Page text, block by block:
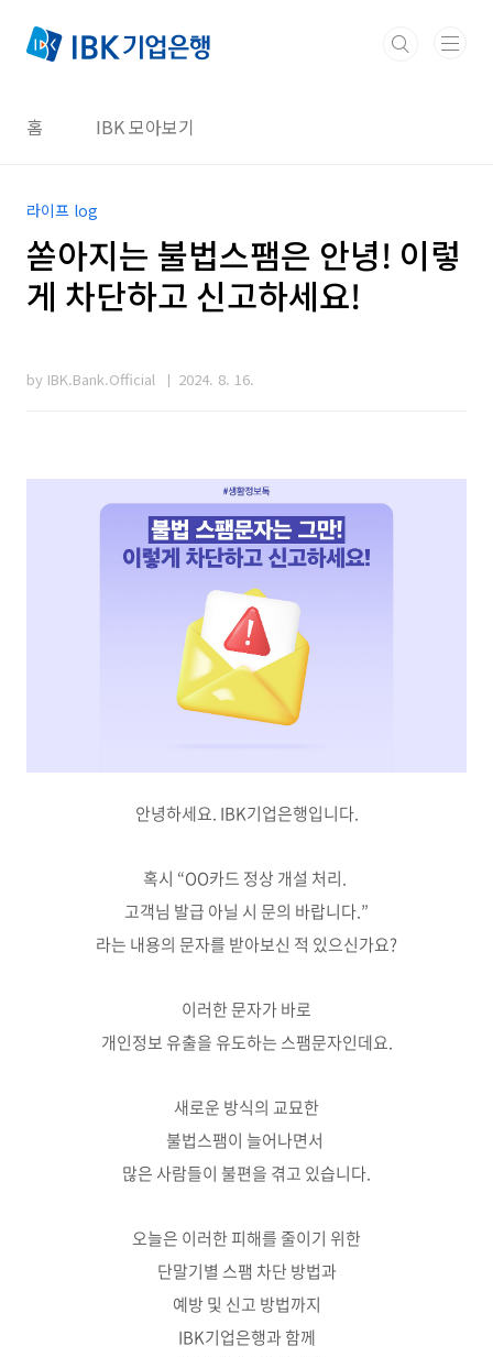
홈 IBK 모아보기
라이프 log
쏟아지는 불법스팸은 안녕! 이렇
게 차단하고 신고하세요!
by IBK.Bank.Official 2024. 8. 16.
안녕하세요. IBK기업은행입니다.
혹시 “OO카드 정상 개설 처리.
고객님 발급 아닐 시 문의 바랍니다.”
라는 내용의 문자를 받아보신 적 있으신가요?
이러한 문자가 바로
개인정보 유출을 유도하는 스팸문자인데요.
새로운 방식의 교묘한
불법스팸이 늘어나면서
많은 사람들이 불편을 겪고 있습니다.
오늘은 이러한 피해를 줄이기 위한
단말기별 스팸 차단 방법과
예방 및 신고 방법까지
IBK기업은행과 함께